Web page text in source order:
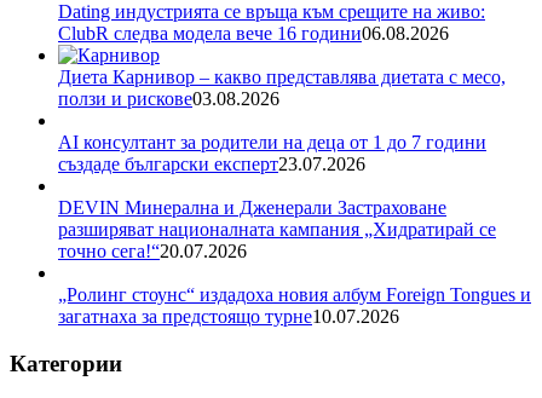
Dating индустрията се връща към срещите на живо:
ClubR следва модела вече 16 години06.08.2026
Диета Карнивор – какво представлява диетата с месо,
ползи и рискове03.08.2026
AI консултант за родители на деца от 1 до 7 години
създаде български експерт23.07.2026
DEVIN Минерална и Дженерали Застраховане
разширяват националната кампания „Хидратирай се
точно сега!“20.07.2026
„Ролинг стоунс“ издадоха новия албум Foreign Tongues и
загатнаха за предстоящо турне10.07.2026
Категории